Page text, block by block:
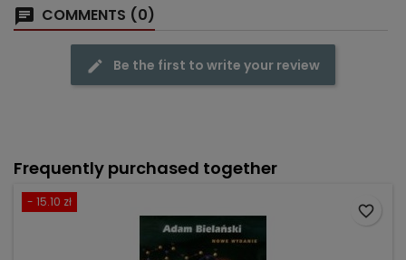
COMMENTS (0)
Be the first to write your review
Frequently purchased together
- 15.10 zł
favorite_border